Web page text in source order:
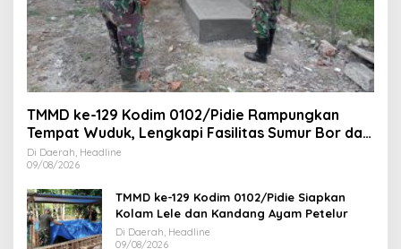
TMMD ke-129 Kodim 0102/Pidie Rampungkan
Tempat Wuduk, Lengkapi Fasilitas Sumur Bor dan
MCK
Di Daerah, Headline
09/08/2026
TMMD ke-129 Kodim 0102/Pidie Siapkan
Kolam Lele dan Kandang Ayam Petelur
Di Daerah, Headline
09/08/2026